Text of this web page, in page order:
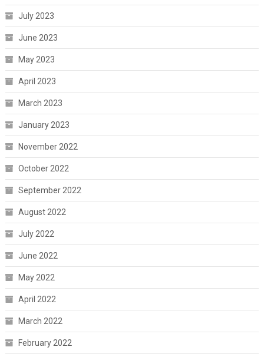
July 2023
June 2023
May 2023
April 2023
March 2023
January 2023
November 2022
October 2022
September 2022
August 2022
July 2022
June 2022
May 2022
April 2022
March 2022
February 2022